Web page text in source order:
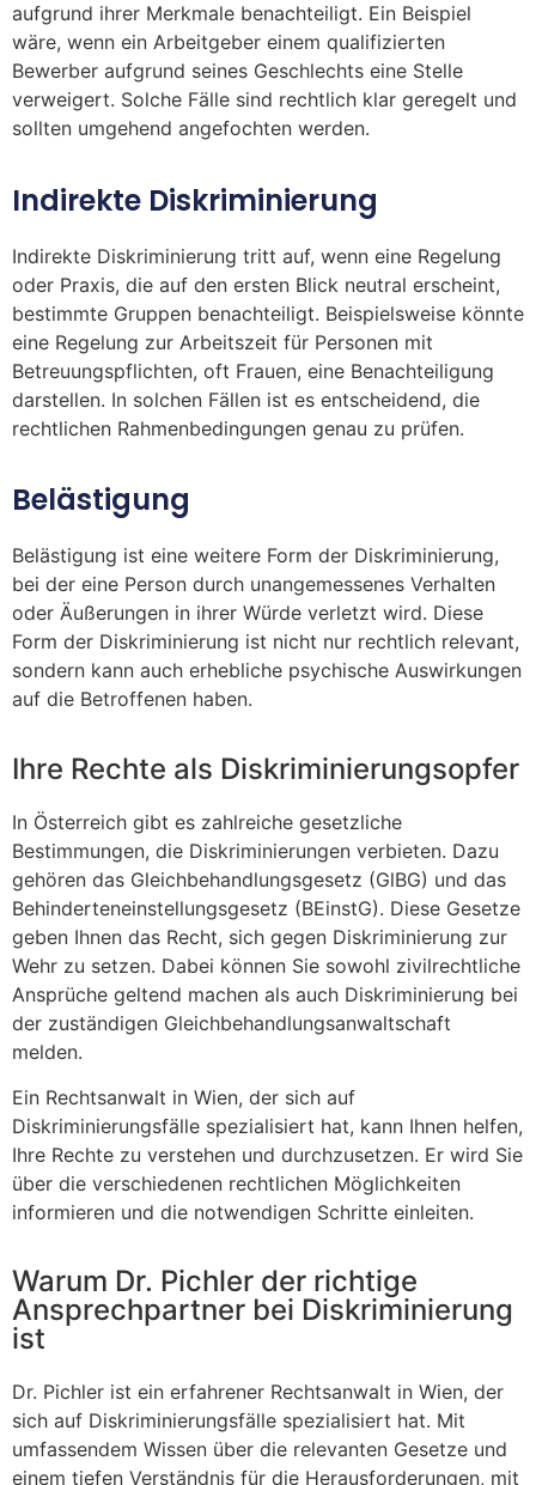
aufgrund ihrer Merkmale benachteiligt. Ein Beispiel
wäre, wenn ein Arbeitgeber einem qualifizierten
Bewerber aufgrund seines Geschlechts eine Stelle
verweigert. Solche Fälle sind rechtlich klar geregelt und
sollten umgehend angefochten werden.
Indirekte Diskriminierung
Indirekte Diskriminierung tritt auf, wenn eine Regelung
oder Praxis, die auf den ersten Blick neutral erscheint,
bestimmte Gruppen benachteiligt. Beispielsweise könnte
eine Regelung zur Arbeitszeit für Personen mit
Betreuungspflichten, oft Frauen, eine Benachteiligung
darstellen. In solchen Fällen ist es entscheidend, die
rechtlichen Rahmenbedingungen genau zu prüfen.
Belästigung
Belästigung ist eine weitere Form der Diskriminierung,
bei der eine Person durch unangemessenes Verhalten
oder Äußerungen in ihrer Würde verletzt wird. Diese
Form der Diskriminierung ist nicht nur rechtlich relevant,
sondern kann auch erhebliche psychische Auswirkungen
auf die Betroffenen haben.
Ihre Rechte als Diskriminierungsopfer
In Österreich gibt es zahlreiche gesetzliche
Bestimmungen, die Diskriminierungen verbieten. Dazu
gehören das Gleichbehandlungsgesetz (GlBG) und das
Behinderteneinstellungsgesetz (BEinstG). Diese Gesetze
geben Ihnen das Recht, sich gegen Diskriminierung zur
Wehr zu setzen. Dabei können Sie sowohl zivilrechtliche
Ansprüche geltend machen als auch Diskriminierung bei
der zuständigen Gleichbehandlungsanwaltschaft
melden.
Ein Rechtsanwalt in Wien, der sich auf
Diskriminierungsfälle spezialisiert hat, kann Ihnen helfen,
Ihre Rechte zu verstehen und durchzusetzen. Er wird Sie
über die verschiedenen rechtlichen Möglichkeiten
informieren und die notwendigen Schritte einleiten.
Warum Dr. Pichler der richtige
Ansprechpartner bei Diskriminierung
ist
Dr. Pichler ist ein erfahrener Rechtsanwalt in Wien, der
sich auf Diskriminierungsfälle spezialisiert hat. Mit
umfassendem Wissen über die relevanten Gesetze und
einem tiefen Verständnis für die Herausforderungen, mit